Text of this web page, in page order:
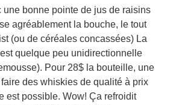
une bonne pointe de jus de raisins
agréablement la bouche, le tout
(ou de céréales concassées) La
quelque peu unidirectionnelle
Pour 28$ la bouteille, une
des whiskies de qualité à prix
est possible. Wow! Ça refroidit